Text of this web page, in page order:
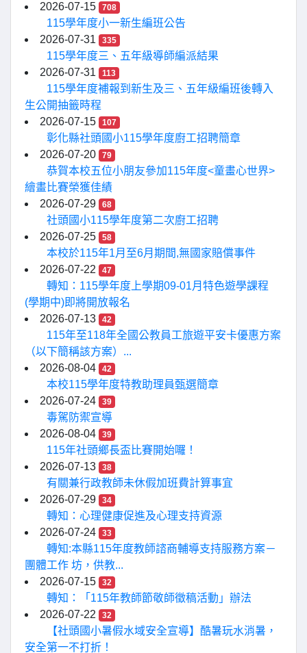
2026-07-15
708
115學年度小一新生編班公告
2026-07-31
335
115學年度三、五年級導師編派結果
2026-07-31
113
115學年度補報到新生及三、五年級編班後轉入
生公開抽籤時程
2026-07-15
107
彰化縣社頭國小115學年度廚工招聘簡章
2026-07-20
79
恭賀本校五位小朋友參加115年度<童畫心世界>
繪畫比賽榮獲佳績
2026-07-29
68
社頭國小115學年度第二次廚工招聘
2026-07-25
58
本校於115年1月至6月期間,無國家賠償事件
2026-07-22
47
轉知：115學年度上學期09-01月特色遊學課程
(學期中)即將開放報名
2026-07-13
42
115年至118年全國公教員工旅遊平安卡優惠方案
（以下簡稱該方案）...
2026-08-04
42
本校115學年度特教助理員甄選簡章
2026-07-24
39
毒駕防禦宣導
2026-08-04
39
115年社頭鄉長盃比賽開始囉！
2026-07-13
38
有關兼行政教師未休假加班費計算事宜
2026-07-29
34
轉知：心理健康促進及心理支持資源
2026-07-24
33
轉知:本縣115年度教師諮商輔導支持服務方案－
團體工作 坊，供教...
2026-07-15
32
轉知：「115年教師節敬師徵稿活動」辦法
2026-07-22
32
【社頭國小暑假水域安全宣導】酷暑玩水消暑，
安全第一不打折！